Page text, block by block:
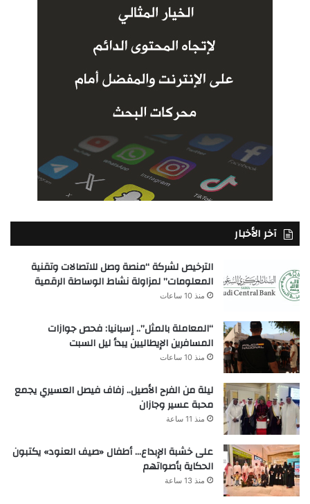
آخر الأخبار
الترخيص لشركة “منصة وصل للاتصالات وتقنية
المعلومات” لمزاولة نشاط الوساطة الرقمية
منذ 10 ساعات
“المعاملة بالمثل”.. إسبانيا: فحص جوازات
المسافرين الإيطاليين يبدأ ليل السبت
منذ 10 ساعات
ليلة من الفرح الأصيل.. زفاف فيصل العسيري يجمع
محبة عسير وجازان
منذ 11 ساعة
على خشبة الإبداع… أطفال «صيف العنود» يكتبون
الحكاية بأصواتهم
منذ 13 ساعة